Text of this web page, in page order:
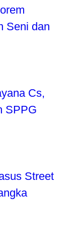
Seni dan
Cs,
SPPG
Street